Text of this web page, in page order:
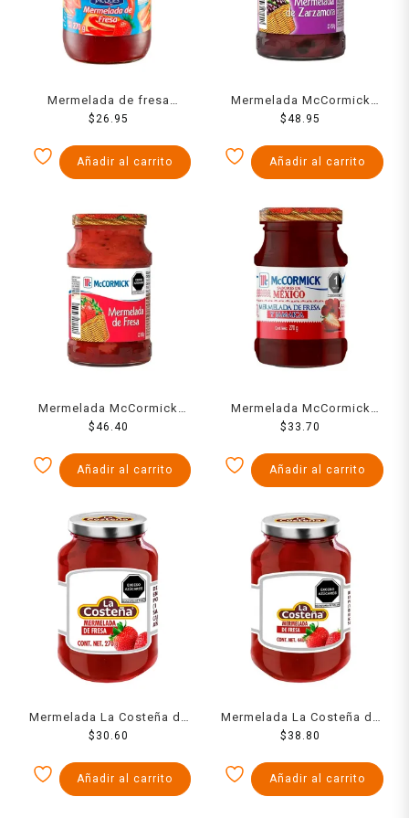
Mermelada de fresa
Clemente Jacques 270 g
$ 26.95
Añadir al carrito
Mermelada McCormick
zarzamora 450 g
$48.95
Añadir al carrito
Mermelada McCormick
fresa 450 g
$46.40
Añadir al carrito
Mermelada McCormick
Sabores de México fresa y
$ 33.70
Añadir al carrito
Mermelada La Costeña de
fresa 270 g
$ 30.60
Añadir al carrito
Mermelada La Costeña de
fresa 440 g
$ 38.80
Añadir al carrito